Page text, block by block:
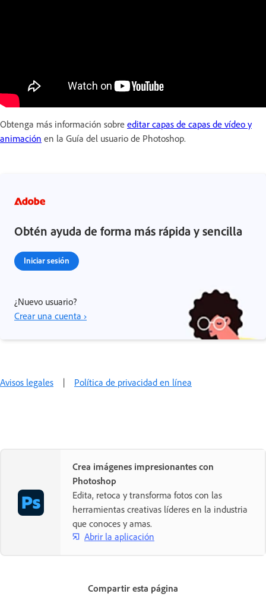
Obtenga más información sobre editar capas de capas de vídeo y
animación en la Guía del usuario de Photoshop.
Obtén ayuda de forma más rápida y sencilla
Iniciar sesión
¿Nuevo usuario?
Crear una cuenta ›
Avisos legales | Política de privacidad en línea
Crea imágenes impresionantes con
Photoshop
Edita, retoca y transforma fotos con las
herramientas creativas líderes en la industria
que conoces y amas.
Abrir la aplicación
Compartir esta página